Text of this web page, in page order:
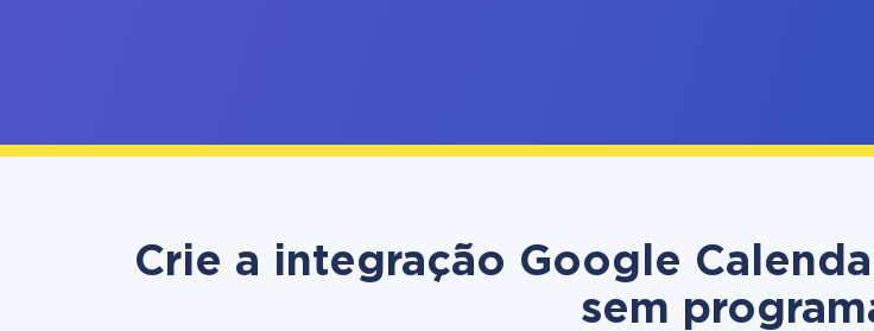
Crie a integração Google
sem